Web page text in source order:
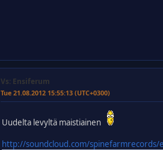
Vs: Ensiferum
Tue 21.08.2012 15:55:13 (UTC+0300)
Uudelta levyltä maistiainen
http://soundcloud.com/spinefarmrecords/